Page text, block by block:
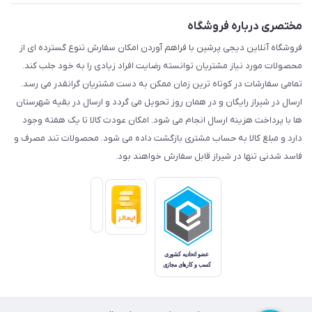
مختصری درباره فروشگاه
فروشگاه آنلاین دیجی پرشین با فراهم آوردن امکان سفارش تنوع گسترده ای از
محصولات مورد نیاز مشتریان توانسته رضایت افراد زیادی را به خود جلب کند.
تمامی سفارشات در کوتاه ترین زمان ممکن به دست مشتریان گرانقدر می رسد.
ارسال در شیراز رایگان و در همان روز تحویل می گردد و ارسال در بقیه شهرستان
ها با پرداخت هزینه ارسال انجام می شود. امکان عودت کالا تا یک هفته وجود
دارد و مبلغ کالا به حساب مشتری بازگشت داده می شود. محصولات تند مصرف و
فاسد شدنی تنها در شیراز قابل سفارش خواهند بود.